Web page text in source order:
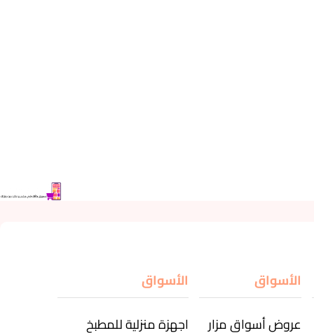
الأسواق
عروض أسواق مزار
الأسواق
اجهزة منزلية للمطبخ